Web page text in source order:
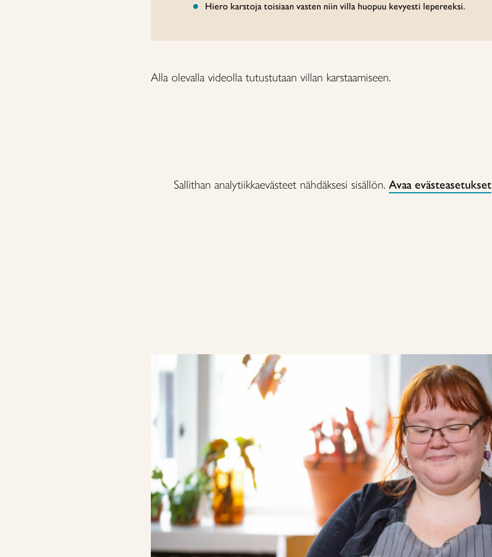
Hiero karstoja toisiaan vasten niin villa huopuu kevyesti lepereeksi.
Alla olevalla videolla tutustutaan villan karstaamiseen.
Sallithan analytiikkaevästeet nähdäksesi sisällön. Avaa evästeasetukset